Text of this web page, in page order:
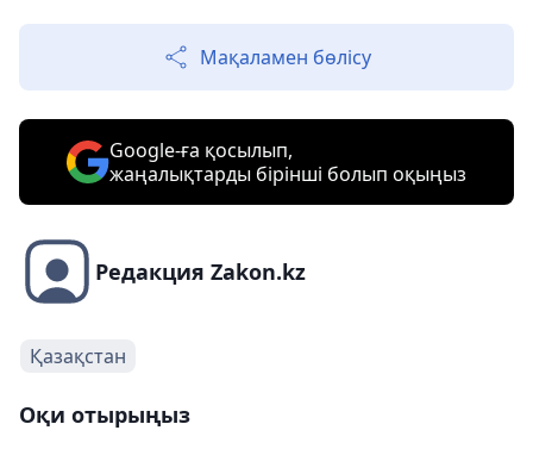
Мақаламен бөлісу
Google-ға қосылып,
жаңалықтарды бірінші болып оқыңыз
Редакция Zakon.kz
Қазақстан
Оқи отырыңыз